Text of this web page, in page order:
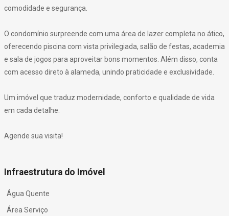
comodidade e segurança.
O condomínio surpreende com uma área de lazer completa no ático,
oferecendo piscina com vista privilegiada, salão de festas, academia
e sala de jogos para aproveitar bons momentos. Além disso, conta
com acesso direto à alameda, unindo praticidade e exclusividade.
Um imóvel que traduz modernidade, conforto e qualidade de vida
em cada detalhe.
Agende sua visita!
Infraestrutura do Imóvel
Água Quente
Área Serviço